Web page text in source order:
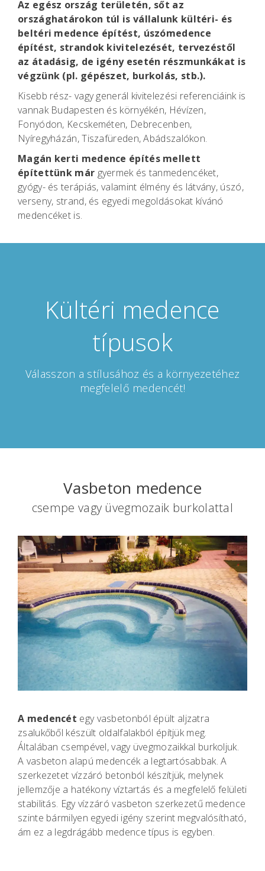
Az egész ország területén, sőt az
országhatárokon túl is vállalunk kültéri- és
beltéri medence építést, úszómedence
építést, strandok kivitelezését, tervezéstől
az átadásig, de igény esetén részmunkákat is
végzünk (pl. gépészet, burkolás, stb.).
Kisebb rész- vagy generál kivitelezési referenciáink is
vannak Budapesten és környékén, Hévízen,
Fonyódon, Kecskeméten, Debrecenben,
Nyíregyházán, Tiszafüreden, Abádszalókon.
Magán kerti medence építés mellett
építettünk már gyermek és tanmedencéket,
gyógy- és terápiás, valamint élmény és látvány, úszó,
verseny, strand, és egyedi megoldásokat kívánó
medencéket is.
Kültéri medence
típusok
Válasszon a stílusához és a környezetéhez
megfelelő medencét!
Vasbeton medence
csempe vagy üvegmozaik burkolattal
A medencét egy vasbetonból épült aljzatra
zsalukőből készült oldalfalakból építjük meg.
Általában csempével, vagy üvegmozaikkal burkoljuk.
A vasbeton alapú medencék a legtartósabbak. A
szerkezetet vízzáró betonból készítjük, melynek
jellemzője a hatékony víztartás és a megfelelő felületi
stabilitás. Egy vízzáró vasbeton szerkezetű medence
szinte bármilyen egyedi igény szerint megvalósítható,
ám ez a legdrágább medence típus is egyben.